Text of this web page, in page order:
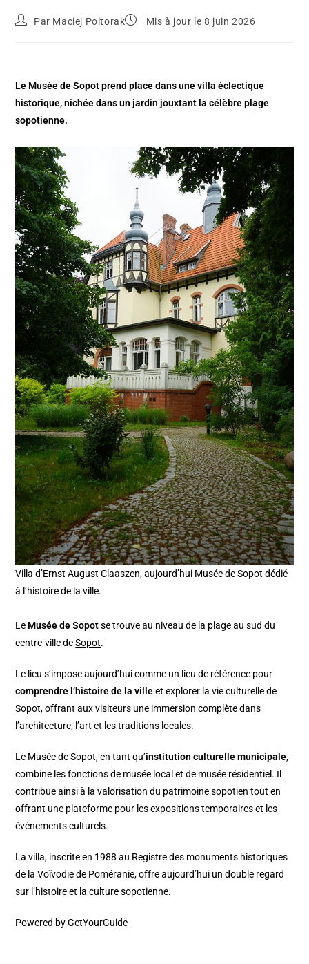
Par Maciej Poltorak Mis à jour le 8 juin 2026
Le Musée de Sopot prend place dans une villa éclectique
historique, nichée dans un jardin jouxtant la célèbre plage
sopotienne.
Villa d’Ernst August Claaszen, aujourd’hui Musée de Sopot dédié
à l’histoire de la ville.
Le Musée de Sopotse trouve au niveau de la plage au sud du
centre-ville deSopot.
Le lieu s’impose aujourd’hui comme un lieu de référence pour
comprendre l’histoire de la villeet explorer la vie culturelle de
Sopot, offrant aux visiteurs une immersion complète dans
l’architecture, l’art et les traditions locales.
Le Musée de Sopot, en tant qu’institution culturelle municipale,
combine les fonctions de musée local et de musée résidentiel. Il
contribue ainsi à la valorisation du patrimoine sopotien tout en
offrant une plateforme pour les expositions temporaires et les
événements culturels.
La villa, inscrite en 1988 au Registre des monuments historiques
de la Voïvodie de Poméranie, offre aujourd’hui un double regard
sur l’histoire et la culture sopotienne.
Powered byGetYourGuide